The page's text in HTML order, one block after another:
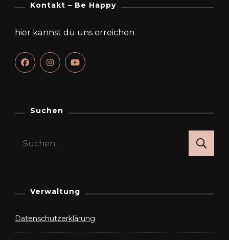
Kontakt – Be Happy
hier kannst du uns erreichen
Suchen
Suchen
Verwaltung
Datenschutzerklärung